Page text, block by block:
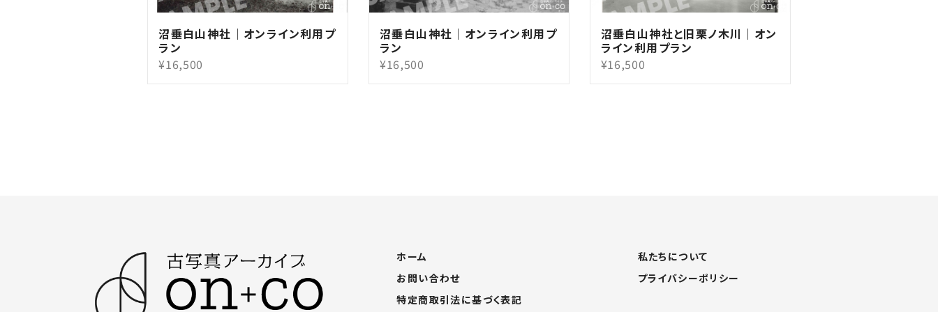
沼垂白山神社｜オンライン利用プ
ラン
¥16,500
沼垂白山神社｜オンライン利用プ
ラン
¥16,500
沼垂白山神社と旧栗ノ木川｜オン
ライン利用プラン
¥16,500
ホーム
私たちについて
お問い合わせ
プライバシーポリシー
特定商取引法に基づく表記